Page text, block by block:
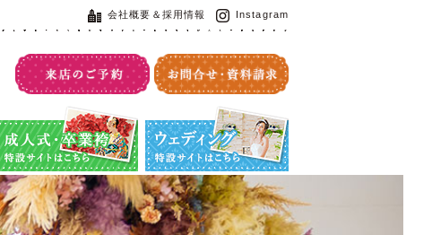
会社概要＆採用情報 Instagram
成人式・卒業袴特設サイト ウエディング特設サイト